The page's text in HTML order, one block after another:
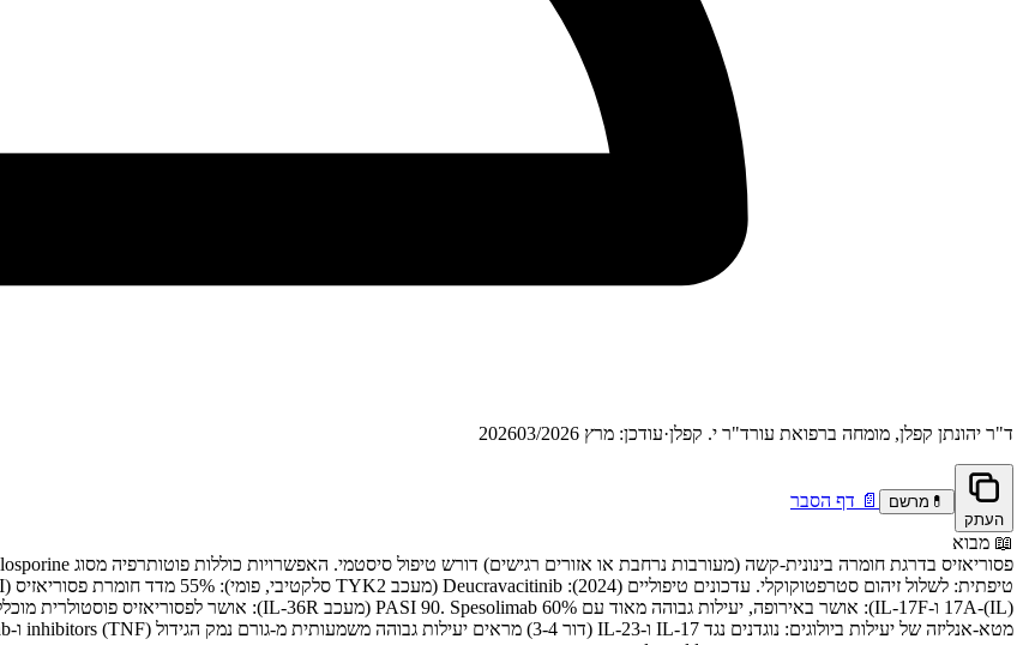
ד"ר יהונתן קפלן, מומחה ברפואת עורד"ר י. קפלן·עודכן: מרץ 2026 03/2026
העתק
💊 מרשם 📄 דף הסבר
📖 מבוא